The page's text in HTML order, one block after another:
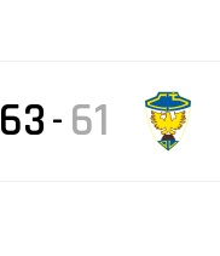
63 - 61